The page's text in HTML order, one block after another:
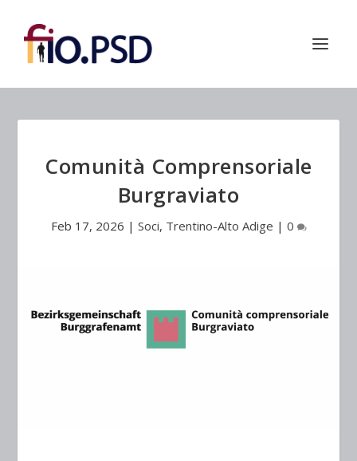
Comunità Comprensoriale
Burgraviato
Feb 17, 2026 | Soci, Trentino-Alto Adige | 0